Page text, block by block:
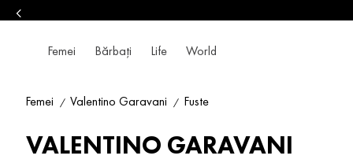
Femei Bărbați Life World
Femei Valentino Garavani Fuste
VALENTINO GARAVANI